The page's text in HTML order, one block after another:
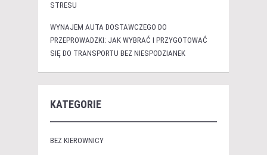
STRESU
WYNAJEM AUTA DOSTAWCZEGO DO
PRZEPROWADZKI: JAK WYBRAĆ I PRZYGOTOWAĆ
SIĘ DO TRANSPORTU BEZ NIESPODZIANEK
KATEGORIE
BEZ KIEROWNICY